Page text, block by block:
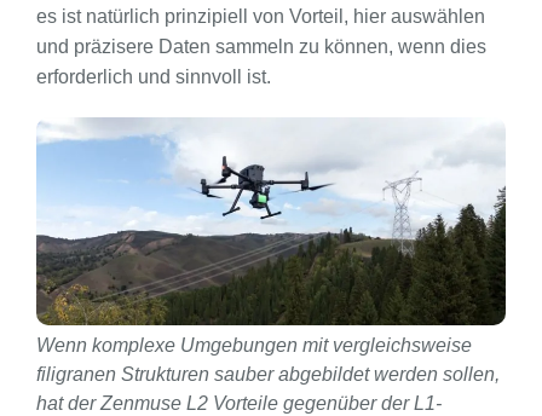
es ist natürlich prinzipiell von Vorteil, hier auswählen
und präzisere Daten sammeln zu können, wenn dies
erforderlich und sinnvoll ist.
Wenn komplexe Umgebungen mit vergleichsweise
filigranen Strukturen sauber abgebildet werden sollen,
hat der Zenmuse L2 Vorteile gegenüber der L1-